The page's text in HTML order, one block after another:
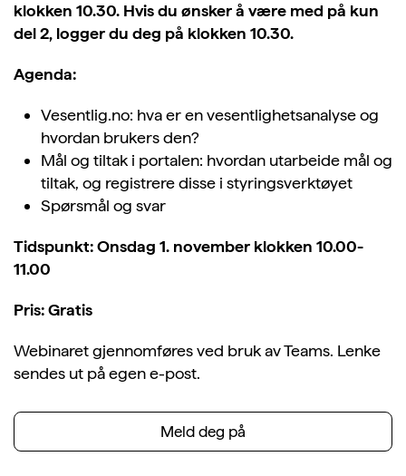
klokken 10.30. Hvis du ønsker å være med på kun
del 2, logger du deg på klokken 10.30.
Agenda:
Vesentlig.no: hva er en vesentlighetsanalyse og
hvordan brukers den?
Mål og tiltak i portalen: hvordan utarbeide mål og
tiltak, og registrere disse i styringsverktøyet
Spørsmål og svar
Tidspunkt: Onsdag 1. november klokken 10.00-
11.00
Pris: Gratis
Webinaret gjennomføres ved bruk av Teams. Lenke
sendes ut på egen e-post.
Meld deg på